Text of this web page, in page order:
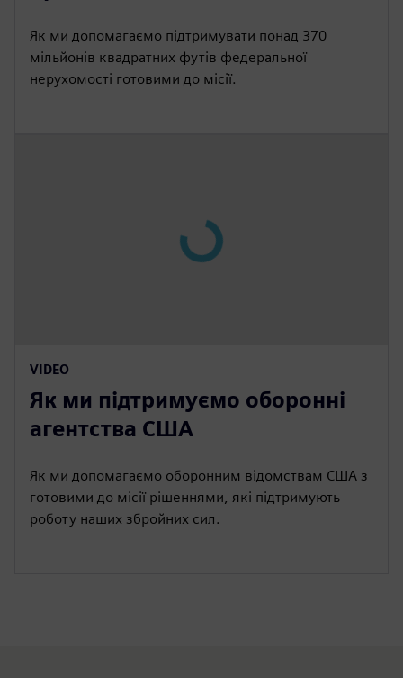
Як ми допомагаємо підтримувати понад 370
мільйонів квадратних футів федеральної
нерухомості готовими до місії.
VIDEO
Як ми підтримуємо оборонні
агентства США
Як ми допомагаємо оборонним відомствам США з
готовими до місії рішеннями, які підтримують
роботу наших збройних сил.